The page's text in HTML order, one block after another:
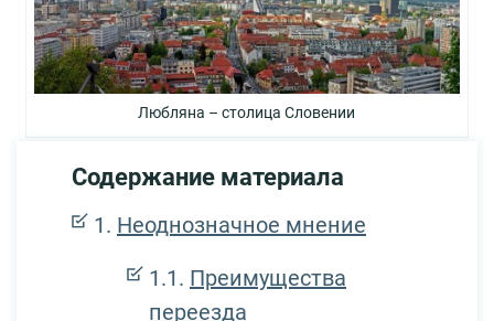
Любляна – столица Словении
Содержание материала
Неоднозначное мнение
Преимущества
переезда